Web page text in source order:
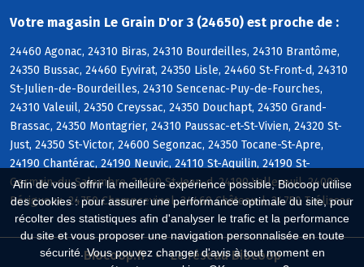
Afin de vous offrir la meilleure expérience possible, Biocoop utilise
des cookies : pour assurer une performance optimale du site, pour
récolter des statistiques afin d'analyser le trafic et la performance
du site et vous proposer une navigation personnalisée en toute
sécurité. Vous pouvez changer d'avis à tout moment en
Votre magasin Le Grain D'or 3 (24650) est proche de :
24460 Agonac, 24310 Biras, 24310 Bourdeilles, 24310 Brantôme,
24350 Bussac, 24460 Eyvirat, 24350 Lisle, 24460 St-Front-d, 24310
St-Julien-de-Bourdeilles, 24310 Sencenac-Puy-de-Fourches,
24310 Valeuil, 24350 Creyssac, 24350 Douchapt, 24350 Grand-
Brassac, 24350 Montagrier, 24310 Paussac-et-St-Vivien, 24320 St-
Just, 24350 St-Victor, 24600 Segonzac, 24350 Tocane-St-Apre,
24190 Chantérac, 24190 Neuvic, 24110 St-Aquilin, 24190 St-
Germain-du-Salembre, 24190 St-Jean-d, 24190 Vallereuil, 24000
Périgueux, 24750 Champcevinel, 24460 Château-l, 24750 Trélissac
Biocoop.fr Le réseau Biocoop